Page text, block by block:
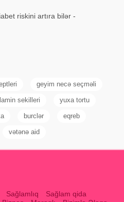
riskini artıra bilər -
geyim necə seçməli
sekilleri yuxa tortu
burclər eqreb
vətənə aid
Sağlamlıq
Sağlam qida